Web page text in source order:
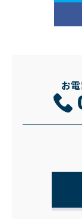
お